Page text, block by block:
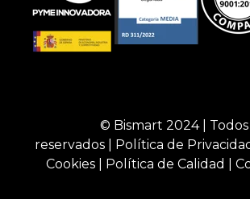
© Bismart 2024 |
reservados | Política de
Cookies
Política de Calidad